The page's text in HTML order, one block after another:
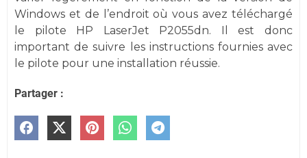
Windows et de l’endroit où vous avez téléchargé
le pilote HP LaserJet P2055dn. Il est donc
important de suivre les instructions fournies avec
le pilote pour une installation réussie.
Partager :